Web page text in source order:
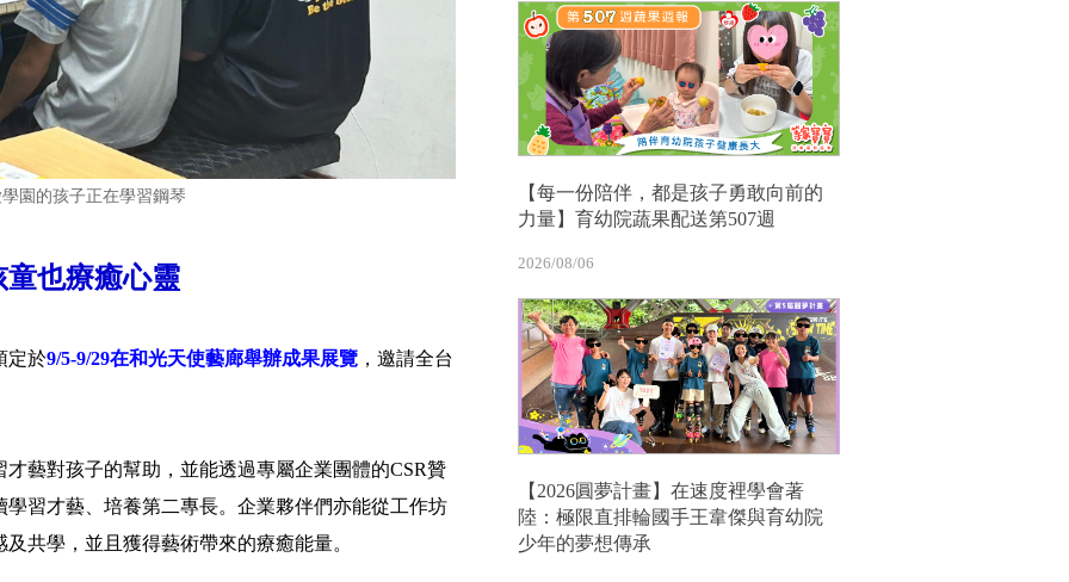
園的孩子正在學習鋼琴
也療癒心靈
定於9/5-9/29在和光天使藝廊舉辦成果展覽 ，邀請全台
藝對孩子的幫助，並能透過專屬企業團體的CSR贊
習才藝、培養第二專長。企業夥伴們亦能從工作坊
共學，並且獲得藝術帶來的療癒能量。
【每一份陪伴，都是孩子勇敢向前的
力量】育幼院蔬果配送第507週
2026/08/06
【2026圓夢計畫】在速度裡學會著
陸：極限直排輪國手王韋傑與育幼院
少年的夢想傳承